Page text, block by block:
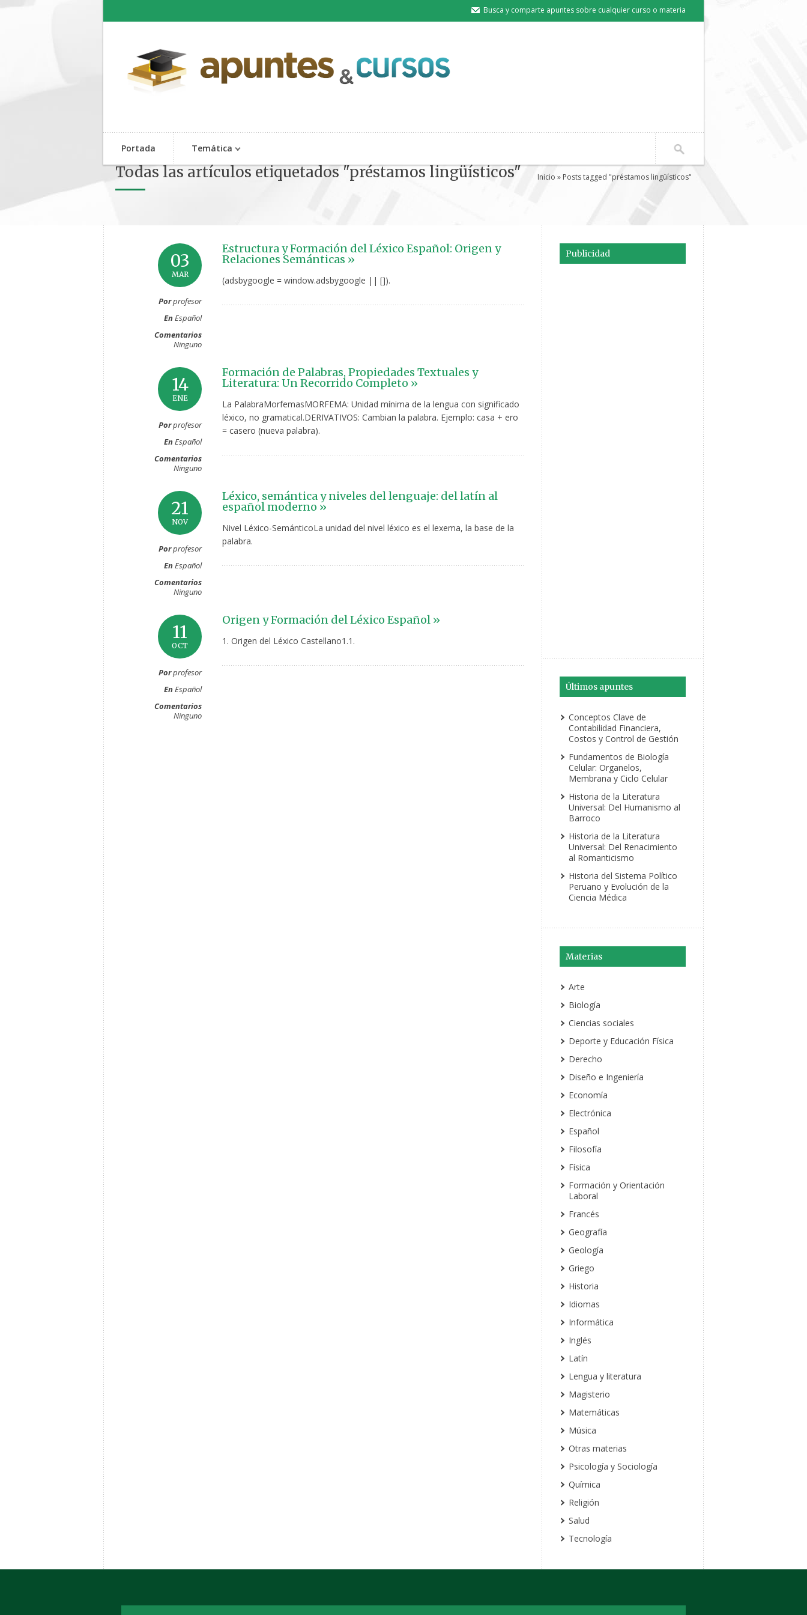
Busca y comparte apuntes sobre cualquier curso o materia
Portada Temática
Todas las artículos etiquetados "préstamos lingüísticos" Inicio » Posts tagged "préstamos lingüísticos"
03
MAR
Porprofesor
EnEspañol
Comentarios
Ninguno
Estructura y Formación del Léxico Español: Origen y
Relaciones Semánticas »
(adsbygoogle = window.adsbygoogle || []).
14
ENE
Porprofesor
EnEspañol
Comentarios
Ninguno
Formación de Palabras, Propiedades Textuales y
Literatura: Un Recorrido Completo »
La PalabraMorfemasMORFEMA: Unidad mínima de la lengua con significado
léxico, no gramatical.DERIVATIVOS: Cambian la palabra. Ejemplo: casa + ero
= casero (nueva palabra).
21
NOV
Porprofesor
EnEspañol
Comentarios
Ninguno
Léxico, semántica y niveles del lenguaje: del latín al
español moderno »
Nivel Léxico-SemánticoLa unidad del nivel léxico es el lexema, la base de la
palabra.
11
OCT
Porprofesor
EnEspañol
Comentarios
Ninguno
Origen y Formación del Léxico Español »
1. Origen del Léxico Castellano1.1.
Publicidad
Últimos apuntes
Conceptos Clave de
Contabilidad Financiera,
Costos y Control de Gestión
Fundamentos de Biología
Celular: Organelos,
Membrana y Ciclo Celular
Historia de la Literatura
Universal: Del Humanismo al
Barroco
Historia de la Literatura
Universal: Del Renacimiento
al Romanticismo
Historia del Sistema Político
Peruano y Evolución de la
Ciencia Médica
Materias
Arte
Biología
Ciencias sociales
Deporte y Educación Física
Derecho
Diseño e Ingeniería
Economía
Electrónica
Español
Filosofía
Física
Formación y Orientación
Laboral
Francés
Geografía
Geología
Griego
Historia
Idiomas
Informática
Inglés
Latín
Lengua y literatura
Magisterio
Matemáticas
Música
Otras materias
Psicología y Sociología
Química
Religión
Salud
Tecnología